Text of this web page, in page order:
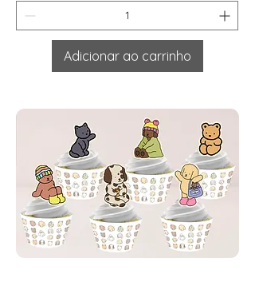
Adicionar ao carrinho